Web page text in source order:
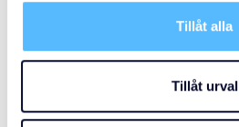
Tillåt alla
Tillåt urval